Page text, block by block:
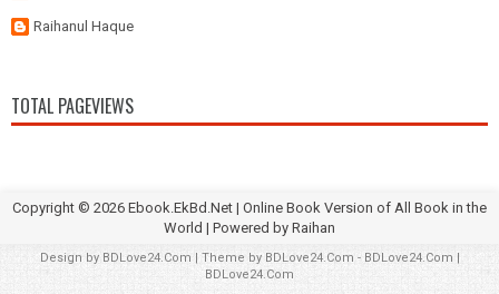
Raihanul Haque
TOTAL PAGEVIEWS
Copyright © 2026 Ebook.EkBd.Net | Online Book Version of All Book in the
World | Powered by Raihan
Design by BDLove24.Com | Theme by BDLove24.Com - BDLove24.Com |
BDLove24.Com